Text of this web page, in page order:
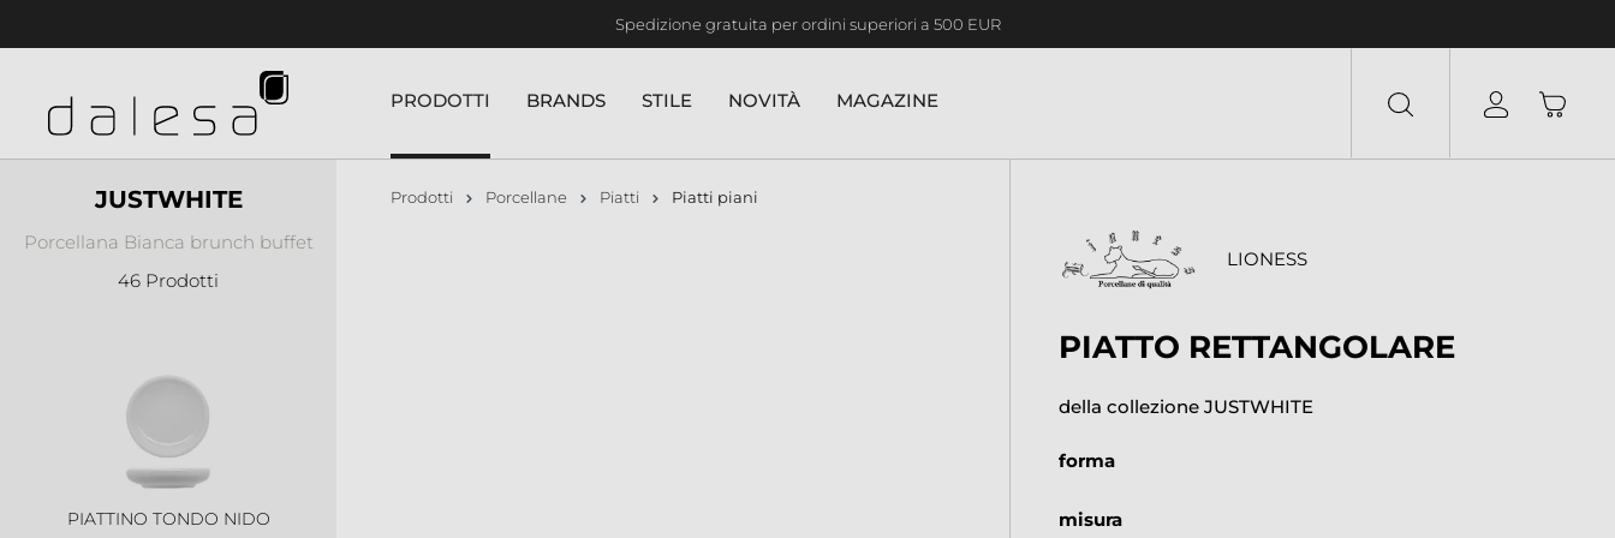
Spedizione gratuita per ordini superiori a 500 EUR
PRODOTTI BRANDS STILE NOVITÀ MAGAZINE
JUSTWHITE
Porcellana Bianca brunch buffet
46 Prodotti
PIATTINO TONDO NIDO
Prodotti Porcellane Piatti Piatti piani
LIONESS
PIATTO RETTANGOLARE
della collezione JUSTWHITE
forma
misura